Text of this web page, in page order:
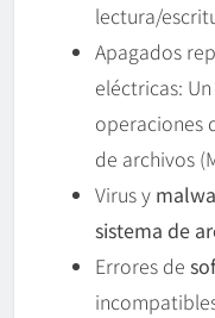
lectura/
Apagados
eléctricas:
operaciones
de archivos
Virus y
sistema de
Errores de